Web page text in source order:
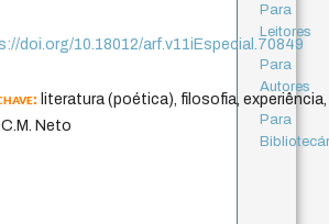
doi.org/10.18012/arf.v11iEspecial.70849
literatura (poética), filosofia, experiência,
Neto
Para
Leitores
Para
Autores
Para